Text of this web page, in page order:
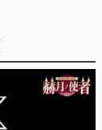
た影響を探る企
ピック・タイト
ーや識者による
定版！